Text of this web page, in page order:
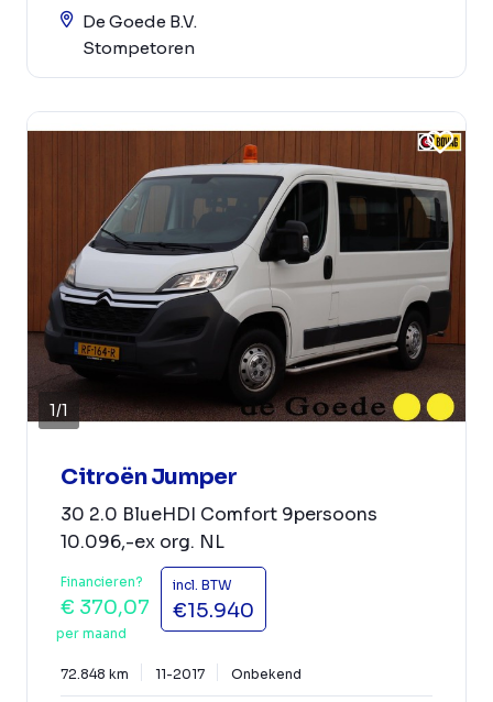
De Goede B.V.
Stompetoren
1/1
Citroën Jumper
30 2.0 BlueHDI Comfort 9persoons
10.096,-ex org. NL
Financieren?
€ 370,07
per maand
incl. BTW
€15.940
72.848 km 11-2017 Onbekend